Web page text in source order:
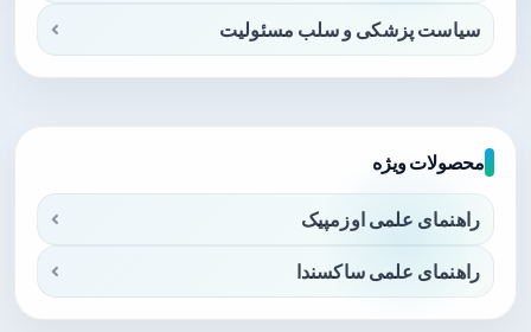
سیاست پزشکی و سلب مسئولیت
محصولات ویژه
راهنمای علمی اوزمپیک
راهنمای علمی ساکسندا